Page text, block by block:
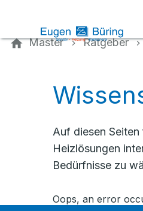
Master Ratgeber
Auf diesen
Heizlösungen
Bedürfnisse zu
Oops, an error